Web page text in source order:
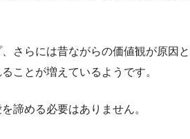
さらには昔ながらの価値観が原因と
ことが増えているようです。
諦める必要はありません。